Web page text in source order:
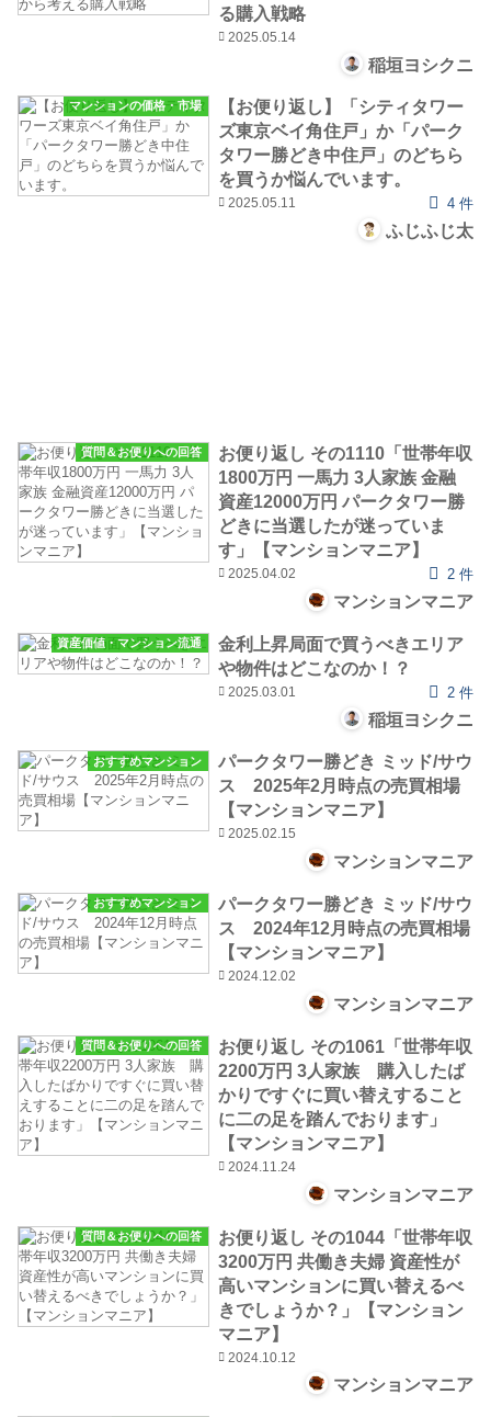
る購入戦略
2025.05.14
稲垣ヨシクニ
マンションの価格・市場
【お便り返し】「シティタワー
ズ東京ベイ角住戸」か「パーク
タワー勝どき中住戸」のどちら
を買うか悩んでいます。
2025.05.11 4 件
ふじふじ太
質問＆お便りへの回答
お便り返し その1110「世帯年収
1800万円 一馬力 3人家族 金融
資産12000万円 パークタワー勝
どきに当選したが迷っていま
す」【マンションマニア】
2025.04.02 2 件
マンションマニア
資産価値・マンション流通
金利上昇局面で買うべきエリア
や物件はどこなのか！？
2025.03.01 2 件
稲垣ヨシクニ
おすすめマンション
パークタワー勝どき ミッド/サウ
ス 2025年2月時点の売買相場
【マンションマニア】
2025.02.15
マンションマニア
おすすめマンション
パークタワー勝どき ミッド/サウ
ス 2024年12月時点の売買相場
【マンションマニア】
2024.12.02
マンションマニア
質問＆お便りへの回答
お便り返し その1061「世帯年収
2200万円 3人家族 購入したば
かりですぐに買い替えすること
に二の足を踏んでおります」
【マンションマニア】
2024.11.24
マンションマニア
質問＆お便りへの回答
お便り返し その1044「世帯年収
3200万円 共働き夫婦 資産性が
高いマンションに買い替えるべ
きでしょうか？」【マンション
マニア】
2024.10.12
マンションマニア